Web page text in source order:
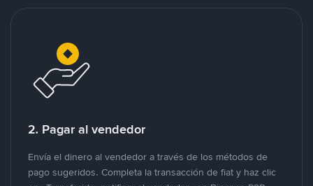
2. Pagar al vendedor
Envía el dinero al vendedor a través de los métodos de
pago sugeridos. Completa la transacción de fiat y haz clic